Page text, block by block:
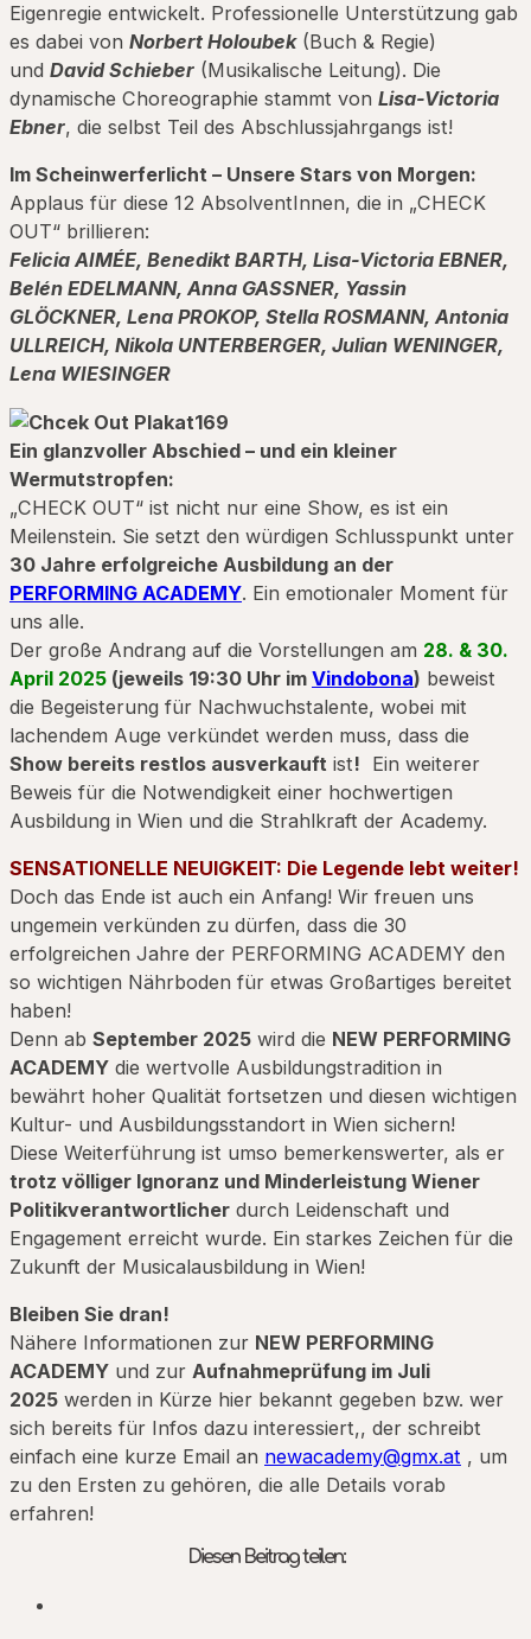
Eigenregie entwickelt. Professionelle Unterstützung gab
es dabei von Norbert Holoubek(Buch & Regie)
und David Schieber (Musikalische Leitung). Die
dynamische Choreographie stammt von Lisa-Victoria
Ebner, die selbst Teil des Abschlussjahrgangs ist!
Im Scheinwerferlicht – Unsere Stars von Morgen:
Applaus für diese 12 AbsolventInnen, die in „CHECK
OUT“ brillieren:
Felicia AIMÉE, Benedikt BARTH, Lisa-Victoria EBNER,
Belén EDELMANN, Anna GASSNER, Yassin
GLÖCKNER, Lena PROKOP, Stella ROSMANN, Antonia
ULLREICH, Nikola UNTERBERGER, Julian WENINGER,
Lena WIESINGER
Ein glanzvoller Abschied – und ein kleiner
Wermutstropfen:
„CHECK OUT“ ist nicht nur eine Show, es ist ein
Meilenstein. Sie setzt den würdigen Schlusspunkt unter
30 Jahre erfolgreiche Ausbildung an der
PERFORMING ACADEMY. Ein emotionaler Moment für
uns alle.
Der große Andrang auf die Vorstellungen am 28. & 30.
April 2025 (jeweils 19:30 Uhr im Vindobona) beweist
die Begeisterung für Nachwuchstalente, wobei mit
lachendem Auge verkündet werden muss, dass die
Show bereits restlos ausverkauft ist! Ein weiterer
Beweis für die Notwendigkeit einer hochwertigen
Ausbildung in Wien und die Strahlkraft der Academy.
SENSATIONELLE NEUIGKEIT: Die Legende lebt weiter!
Doch das Ende ist auch ein Anfang! Wir freuen uns
ungemein verkünden zu dürfen, dass die 30
erfolgreichen Jahre der PERFORMING ACADEMY den
so wichtigen Nährboden für etwas Großartiges bereitet
haben!
Denn ab September 2025 wird die NEW PERFORMING
ACADEMY die wertvolle Ausbildungstradition in
bewährt hoher Qualität fortsetzen und diesen wichtigen
Kultur- und Ausbildungsstandort in Wien sichern!
Diese Weiterführung ist umso bemerkenswerter, als er
trotz völliger Ignoranz und Minderleistung Wiener
Politikverantwortlicher durch Leidenschaft und
Engagement erreicht wurde. Ein starkes Zeichen für die
Zukunft der Musicalausbildung in Wien!
Bleiben Sie dran!
Nähere Informationen zur NEW PERFORMING
ACADEMY und zur Aufnahmeprüfung im Juli
2025 werden in Kürze hier bekannt gegeben bzw. wer
sich bereits für Infos dazu interessiert,, der schreibt
einfach eine kurze Email an newacademy@gmx.at , um
zu den Ersten zu gehören, die alle Details vorab
erfahren!
Diesen Beitrag teilen: